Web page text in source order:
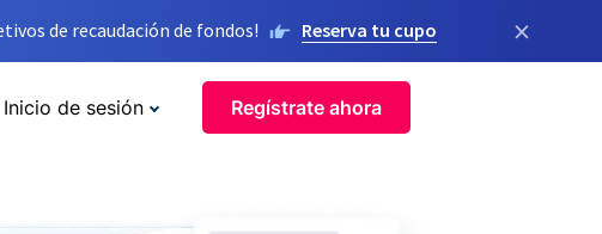
de recaudación de fondos! Reserva tu cupo ×
Inicio de sesión Regístrate ahora